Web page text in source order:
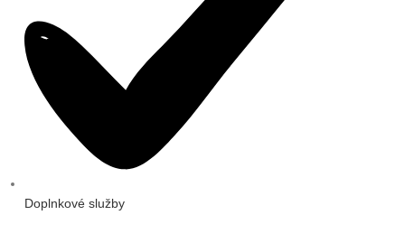
Doplnkové služby